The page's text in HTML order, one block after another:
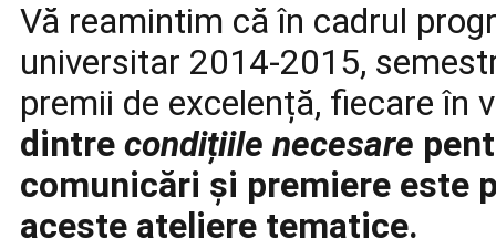
Vă reamintim că în cadrul
universitar 2014-2015,
premii de excelență, fiecare în
dintre condițiile necesare
comunicări și premiere este
aceste ateliere tematice.